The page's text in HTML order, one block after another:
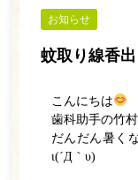
蚊取り線香
お知らせ
こんにちは
歯科助手の竹村
だんだん暑く
ι(´Д｀υ)